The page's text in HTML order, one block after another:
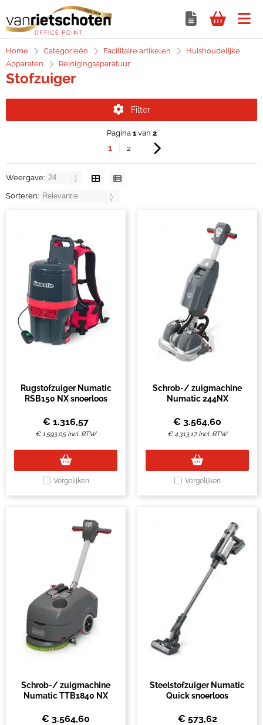
Home Categorieën Facilitaire artikelen
Huishoudelijke
Apparaten
Reinigingsaparatuur
Stofzuiger
Filter
Pagina 1van 2
1 2
Weergave:
Sorteren:
Rugstofzuiger Numatic
RSB150 NX snoerloos
€ 1.316,57
€1.593,05 Incl. BTW
Vergelijken
Schrob-/ zuigmachine
Numatic 244NX
€ 3.564,60
€4.313,17 Incl. BTW
Vergelijken
Schrob-/ zuigmachine
Numatic TTB1840 NX
€ 3.564,60
Steelstofzuiger Numatic
Quick snoerloos
€ 573,62